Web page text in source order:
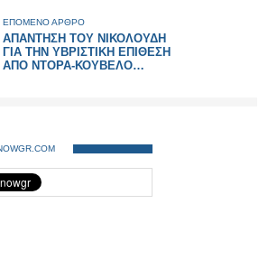
ΕΠΟΜΕΝΟ ΑΡΘΡΟ
AΠΑΝΤΗΣΗ ΤΟΥ ΝΙΚΟΛΟΥΔΗ
ΓΙΑ ΤΗΝ ΥΒΡΙΣΤΙΚΗ ΕΠΙΘΕΣΗ
ΑΠΟ ΝΤΟΡΑ-ΚΟΥΒΕΛΟ…